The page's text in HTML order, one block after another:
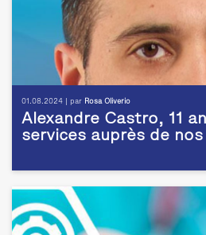
01.08.2024 | par Rosa Oliverio
Alexandre Castro, 11
services auprès de